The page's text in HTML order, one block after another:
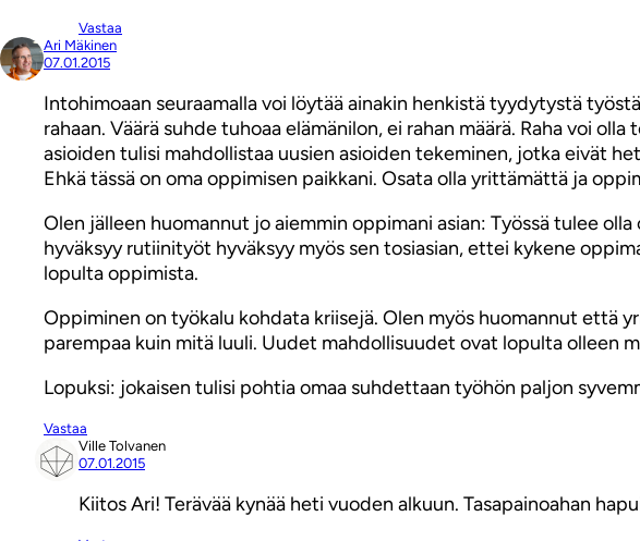
Vastaa
Ari Mäkinen
07.01.2015
Intohimoaan seuraamalla voi löytää ainakin henkistä tyydytystä
rahaan. Väärä suhde tuhoaa elämänilon, ei rahan määrä. Raha voi
asioiden tulisi mahdollistaa uusien asioiden tekeminen, jotka eivät
Ehkä tässä on oma oppimisen paikkani. Osata olla yrittämättä ja
Olen jälleen huomannut jo aiemmin oppimani asian: Työssä tulee
hyväksyy rutiinityöt hyväksyy myös sen tosiasian, ettei kykene
lopulta oppimista.
Oppiminen on työkalu kohdata kriisejä. Olen myös huomannut että
parempaa kuin mitä luuli. Uudet mahdollisuudet ovat lopulta olleen
Lopuksi: jokaisen tulisi pohtia omaa suhdettaan työhön paljon
Vastaa
Ville Tolvanen
07.01.2015
Kiitos Ari! Terävää kynää heti vuoden alkuun. Tasapainoahan